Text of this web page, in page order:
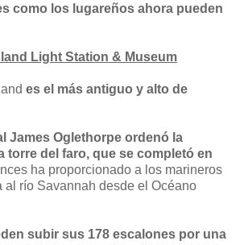
como los lugareños ahora pueden
Light Station & Museum
es el más antiguo y alto de
James Oglethorpe ordenó la
torre del faro, que se completó en
ha proporcionado a los marineros
al río Savannah desde el Océano
subir sus 178 escalones por una